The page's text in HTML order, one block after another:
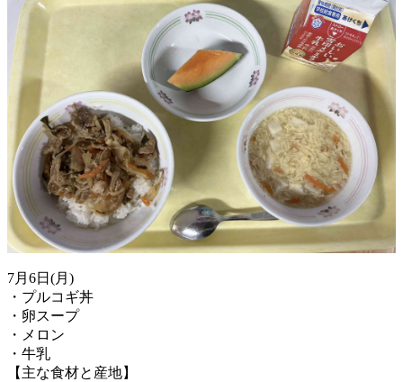
7月6日(月)
・プルコギ丼
・卵スープ
・メロン
・牛乳
【主な食材と産地】